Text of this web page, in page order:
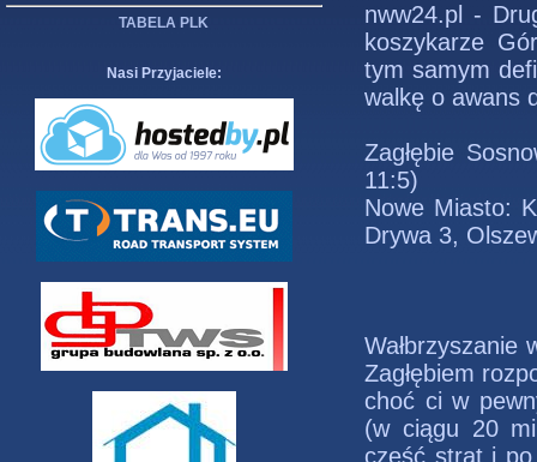
TABELA PLK
Nasi Przyjaciele:
nww24.pl -
koszykarze
tym samym
walkę o awans
Zagłębie
11:5)
Nowe Miasto:
Drywa 3,
Wałbrzyszanie
Zagłębiem
choć ci w
(w ciągu 20
część strat i po